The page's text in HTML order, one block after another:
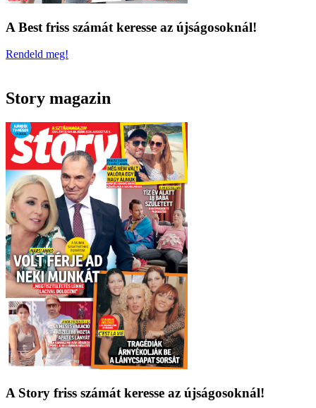
A Best friss számát keresse az újságosoknál!
Rendeld meg!
Story magazin
A Story friss számát keresse az újságosoknál!